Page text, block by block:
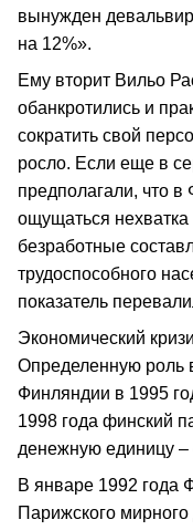
вынужден
на 12%».
Ему вторит Вильо
обанкротились и
сократить свой
росло. Если еще в
предполагали, что в
ощущаться нехватка
безработные
трудоспособного
показатель
Экономический
Определенную роль
Финляндии в 1995
1998 года финский
денежную единицу –
В январе 1992 года
Парижского